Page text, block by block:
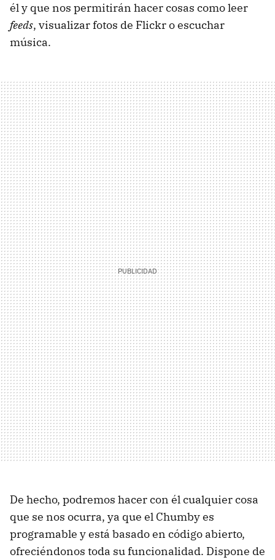
él y que nos permitirán hacer cosas como leer
feeds, visualizar fotos de Flickr o escuchar
música.
De hecho, podremos hacer con él cualquier cosa
que se nos ocurra, ya que el Chumby es
programable y está basado en código abierto,
ofreciéndonos toda su funcionalidad. Dispone de